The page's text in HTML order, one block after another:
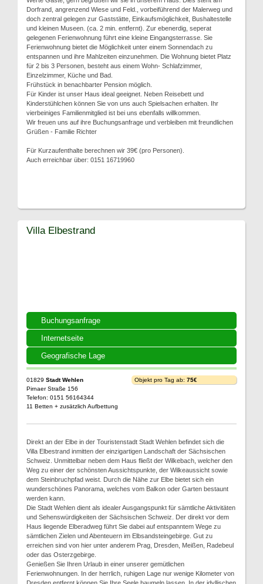
Dorfrand, angrenzend Wiese und Feld., vorbeiführend der Malerweg und
doch zentral gelegen zur Gaststätte, Einkaufsmöglichkeit, Bushaltestelle
und kleinen Museen. (ca. 2 min. entfernt). Zur ebenerdig, seperat
gelegenen Ferienwohnung führt eine kleine Eingangsterrasse. Sie
Ferienwohnung bietet die Möglichkeit unter einem Sonnendach zu
entspannen und ihre Mahlzeiten einzunehmen. Die Wohnung bietet Platz
für 2 bis 3 Personen, besteht aus einem Wohn- Schlafzimmer,
Einzelzimmer, Küche und Bad.
Frühstück in benachbarter Pension möglich.
Für Kinder ist unser Haus ideal geeignet. Neben Reisebett und
Kinderstühlchen können Sie von uns auch Spielsachen erhalten. Ihr
vierbeiniges Familienmitglied ist bei uns ebenfalls willkommen.
Wir freuen uns auf ihre Buchungsanfrage und verbleiben mit freundlichen
Grüßen - Familie Richter
Für Kurzaufenthalte berechnen wir 39€ (pro Personen).
Auch erreichbar über: 0151 16719960
Buchungsanfrage
Internetseite
Geografische Lage
Villa Elbestrand
01829 Stadt Wehlen
Pirnaer Straße 156
Telefon: 0151 56164344
11 Betten + zusätzlich Aufbettung
Objekt pro Tag ab: 75€
Direkt an der Elbe in der Touristenstadt Stadt Wehlen befindet sich die
Villa Elbestrand inmitten der einzigartigen Landschaft der Sächsischen
Schweiz. Unmittelbar neben dem Haus fließt der Wilkebach, welcher den
Weg zu einer der schönsten Aussichtspunkte, der Wilkeaussicht sowie
dem Steinbruchpfad weist. Durch die Nähe zur Elbe bietet sich ein
wunderschönes Panorama, welches vom Balkon oder Garten bestaunt
werden kann.
Die Stadt Wehlen dient als idealer Ausgangspunkt für sämtliche Aktivitäten
und Sehenswürdigkeiten der Sächsischen Schweiz. Der direkt vor dem
Haus liegende Elberadweg führt Sie dabei auf entspanntem Wege zu
sämtlichen Zielen und Abenteuern im Elbsandsteingebirge. Gut zu
erreichen sind von hier unter anderem Prag, Dresden, Meißen, Radebeul
oder das Osterzgebirge.
Genießen Sie Ihren Urlaub in einer unserer gemütlichen
Ferienwohnungen. In der herrlich, ruhigen Lage nur wenige Kilometer von